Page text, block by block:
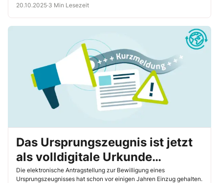
Schreibtischen kleinerer Tochtergesellschaften oder Zulieferer. In
20.10.2025·3 Min Lesezeit
Das Ursprungszeugnis ist jetzt
als volldigitale Urkunde
erhältlich
Die elektronische Antragstellung zur Bewilligung eines
Ursprungszeugnisses hat schon vor einigen Jahren Einzug gehalten.